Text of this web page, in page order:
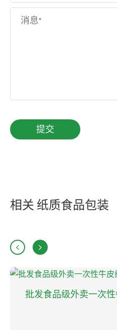
相关 纸质食品包装
 
黄色环保方形食品外卖